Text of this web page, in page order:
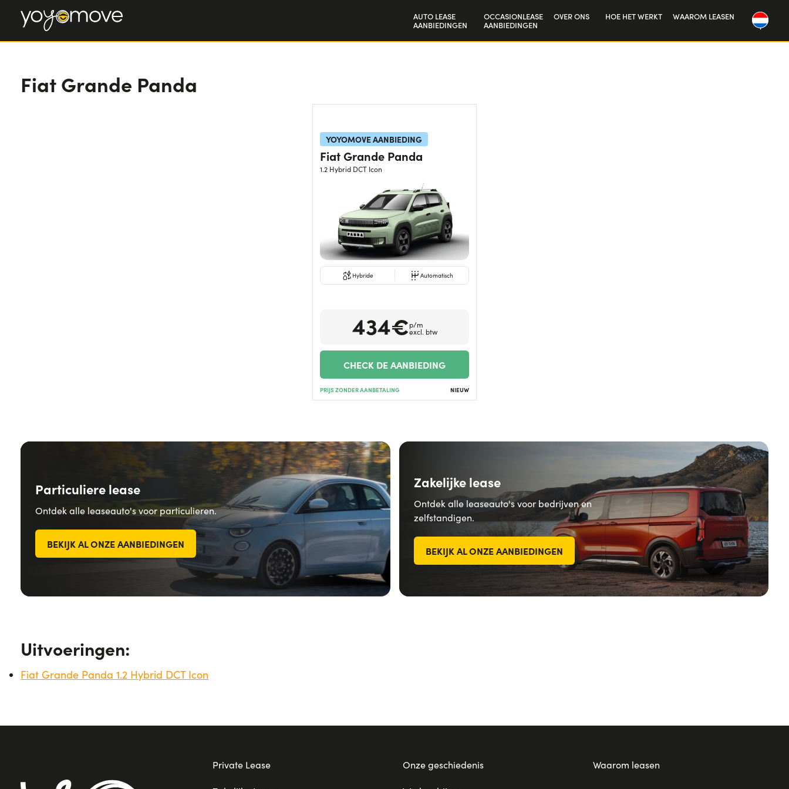
AUTO LEASE
AANBIEDINGEN
OCCASIONLEASE
AANBIEDINGEN
OVER ONS HOE HET WERKT WAAROM LEASEN
Fiat Grande Panda
YOYOMOVE AANBIEDING
Fiat Grande Panda
1.2 Hybrid DCT Icon
Hybride Automatisch
434€p/m
excl. btw
CHECK DE AANBIEDING
PRIJS ZONDER AANBETALING NIEUW
Particuliere lease
Ontdek alle leaseauto's voor particulieren.
BEKIJK AL ONZE AANBIEDINGEN
Zakelijke lease
Ontdek alle leaseauto's voor bedrijven en
zelfstandigen.
BEKIJK AL ONZE AANBIEDINGEN
Uitvoeringen:
Fiat Grande Panda 1.2 Hybrid DCT Icon
Private Lease Onze geschiedenis Waarom leasen